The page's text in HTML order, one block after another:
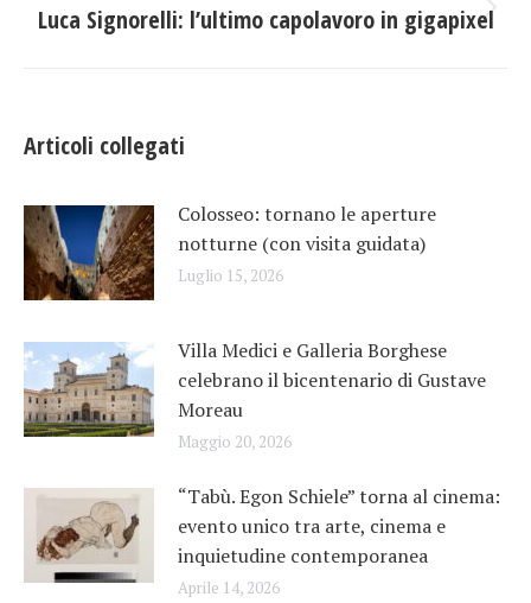
Prossimo
Luca Signorelli: l’ultimo capolavoro in gigapixel
Articoli collegati
Colosseo: tornano le aperture
notturne (con visita guidata)
Luglio 15, 2026
Villa Medici e Galleria Borghese
celebrano il bicentenario di Gustave
Moreau
Maggio 20, 2026
“Tabù. Egon Schiele” torna al cinema:
evento unico tra arte, cinema e
inquietudine contemporanea
Aprile 14, 2026